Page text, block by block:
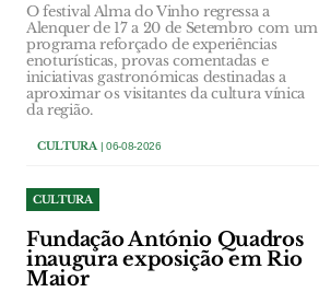
O festival Alma do Vinho regressa a
Alenquer de 17 a 20 de Setembro com um
programa reforçado de experiências
enoturísticas, provas comentadas e
iniciativas gastronómicas destinadas a
aproximar os visitantes da cultura vínica
da região.
CULTURA | 06-08-2026
CULTURA
Fundação António Quadros
inaugura exposição em Rio
Maior